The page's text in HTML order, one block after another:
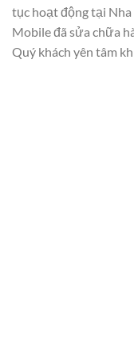
tục hoạt động tại Nha
Mobile đã sửa chữa
Quý khách yên tâm